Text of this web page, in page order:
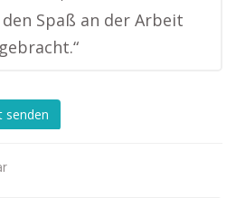
Spaß an der Arbeit
senden